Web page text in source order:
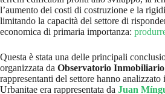
l’aumento dei costi di costruzione e la
limitando la capacità del settore di
economica di primaria importanza:
Questa è stata una delle principali
organizzata da Observatorio Inmobiliario
rappresentanti del settore hanno
Urbanitae era rappresentata da Juan